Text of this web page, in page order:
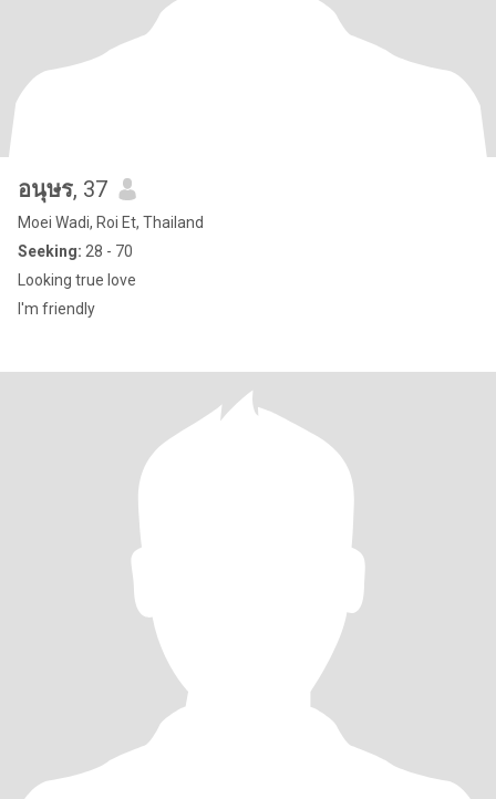
อนุษร, 37
Moei Wadi, Roi Et, Thailand
Seeking: 28 - 70
Looking true love
I'm friendly